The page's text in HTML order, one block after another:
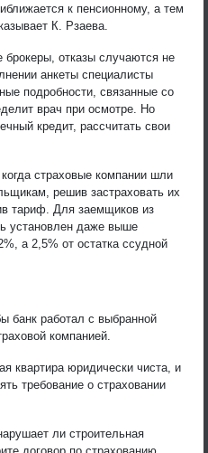
к пенсионному, а тем
К. Рзаева.
брокеры, отказы случаются не
анкеты специалисты
подробности, связанные со
врач при осмотре. Но
кредит, рассчитать свои
страховые компании шли
решив застраховать их
тариф. Для заемщиков из
установлен даже выше
а 2,5% от остатка ссудной
банк работал с выбранной
компанией.
квартира юридически чиста, и
требование о страховании
ли строительная